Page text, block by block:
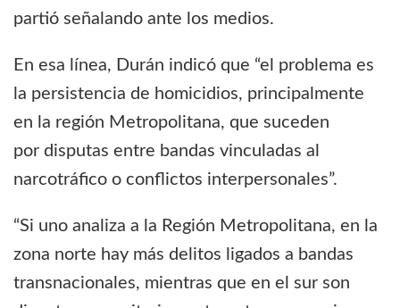
partió señalando ante los medios.
En esa línea, Durán indicó que “el problema es
la persistencia de homicidios, principalmente
en la región Metropolitana, que suceden
por disputas entre bandas vinculadas al
narcotráfico o conflictos interpersonales”.
“Si uno analiza a la Región Metropolitana, en la
zona norte hay más delitos ligados a bandas
transnacionales, mientras que en el sur son